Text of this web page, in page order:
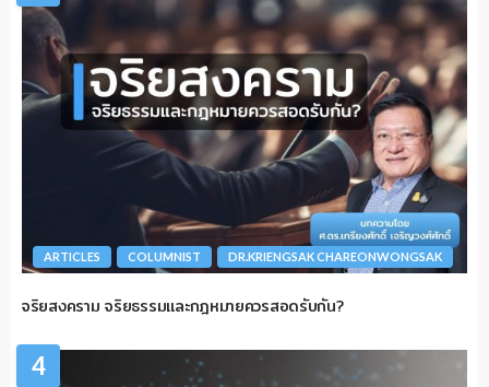
ARTICLES COLUMNIST DR.KRIENGSAK CHAREONWONGSAK
จริยสงคราม จริยธรรมและกฎหมายควรสอดรับกัน?
4